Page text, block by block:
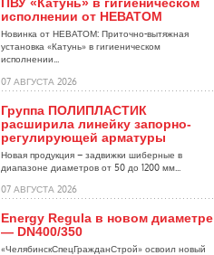
исполнении от НЕВАТОМ
Новинка от НЕВАТОМ: Приточно-вытяжная
установка «Катунь» в гигиеническом
исполнении...
07 АВГУСТА 2026
Группа ПОЛИПЛАСТИК
расширила линейку запорно-
регулирующей арматуры
Новая продукция – задвижки шиберные в
диапазоне диаметров от 50 до 1200 мм...
07 АВГУСТА 2026
Energy Regula в новом диаметре
— DN400/350
«ЧелябинскСпецГражданСтрой» освоил новый